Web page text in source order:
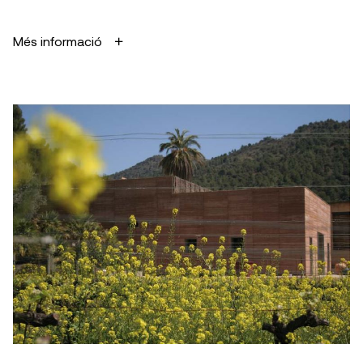
Més informació